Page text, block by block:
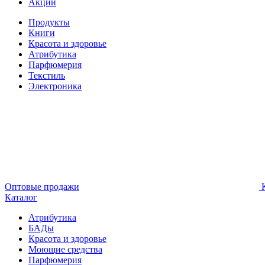
Акции
Продукты
Книги
Красота и здоровье
Атрибутика
Парфюмерия
Текстиль
Электроника
Оптовые продажи
Каталог
Атрибутика
БАДы
Красота и здоровье
Моющие средства
Парфюмерия